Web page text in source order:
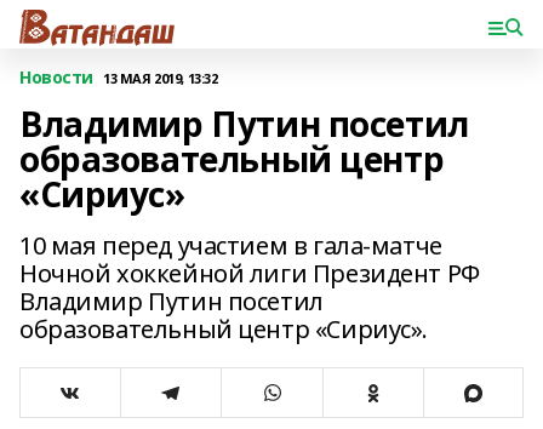
Новости 13 МАЯ 2019, 13:32
Владимир Путин посетил
образовательный центр
«Сириус»
10 мая перед участием в гала-матче
Ночной хоккейной лиги Президент РФ
Владимир Путин посетил
образовательный центр «Сириус».